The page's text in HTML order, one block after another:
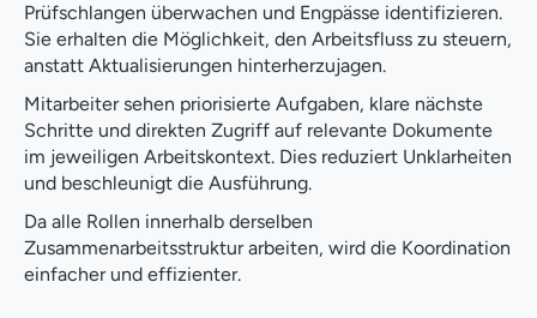
Prüfschlangen überwachen und Engpässe identifizieren.
Sie erhalten die Möglichkeit, den Arbeitsfluss zu steuern,
anstatt Aktualisierungen hinterherzujagen.
Mitarbeiter sehen priorisierte Aufgaben, klare nächste
Schritte und direkten Zugriff auf relevante Dokumente
im jeweiligen Arbeitskontext. Dies reduziert Unklarheiten
und beschleunigt die Ausführung.
Da alle Rollen innerhalb derselben
Zusammenarbeitsstruktur arbeiten, wird die Koordination
einfacher und effizienter.